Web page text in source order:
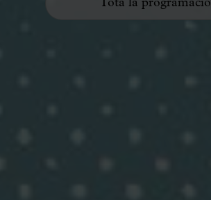
Tota la programació